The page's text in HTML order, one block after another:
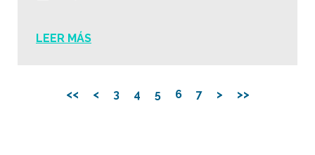
LEER MÁS
<< < 3 4 5 6 7 > >>